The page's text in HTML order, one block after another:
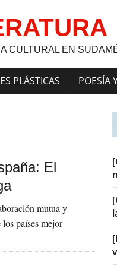
CULTURAL EN
PLÁSTICAS POESÍA
El
mutua y
países mejor